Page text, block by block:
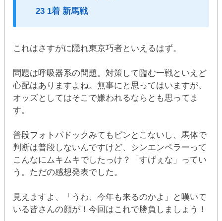
23 1着 新馬戦
これはさすがに隠れ東京巧者といえるはず。
問題は呼吸器系の問題。対策して臨む一戦といえど
心配はありますよね。無事にと思ってはいますが、
オッズとしてはそこで嫌われるならとも思ってま
す。
普段フォトパドックみてもピンとこないし、馬体で
判断は普段しないんですけど、シンエンペラーって
こんなにムキムキでしたっけ？「すげぇな」ってい
う。ただの感想発表でした。
見えますよ、「うわ、今年も来るのかよ」と嘆いて
いる皆さんの顔が！今回はこれで勝負しましょう！